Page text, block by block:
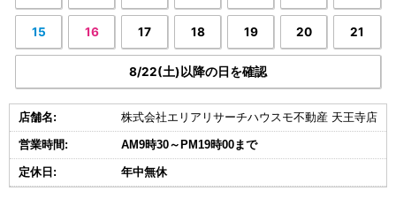
15 16 17 18 19 20 21
8/22(土)以降の日を確認
店舗名: 株式会社エリアリサーチハウスモ不動産 天王寺店
営業時間: AM9時30～PM19時00まで
定休日: 年中無休